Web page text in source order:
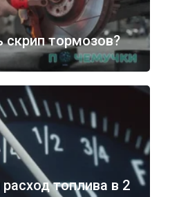
скрип тормозов?
топлива в 2